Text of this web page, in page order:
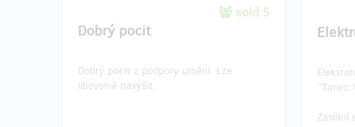
sold 5
Dobrý pocit
Dobrý pocit z podpory umění. Lze
libovolně navýšit.
“Tanec
Zaslání